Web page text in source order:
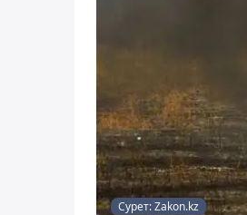
Сурет: Zakon.kz